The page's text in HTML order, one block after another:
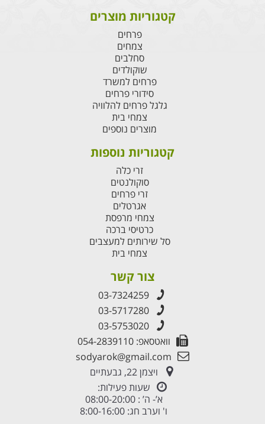
קטגוריות מוצרים
פרחים
צמחים
סחלבים
שוקולדים
פרחים למשרד
סידורי פרחים
גלגל פרחים להלוויה
צמחי בית
מוצרים נוספים
קטגוריות נוספות
זרי כלה
סוקולנטים
זרי פרחים
אגרטלים
צמחי מרפסת
כרטיסי ברכה
סל שירותים למעצבים
צמחי בית
צור קשר
03-7324259
03-5717280
03-5753020
וואטסאפ: 054-2839110
sodyarok@gmail.com
ויצמן 22, גבעתיים
שעות פעילות:
א’- ה’ : 08:00-20:00
ו' וערב חג: 8:00-16:00